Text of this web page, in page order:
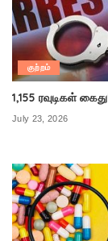
குற்றம்
1,155 ரவுடிகள்
July 23, 2026